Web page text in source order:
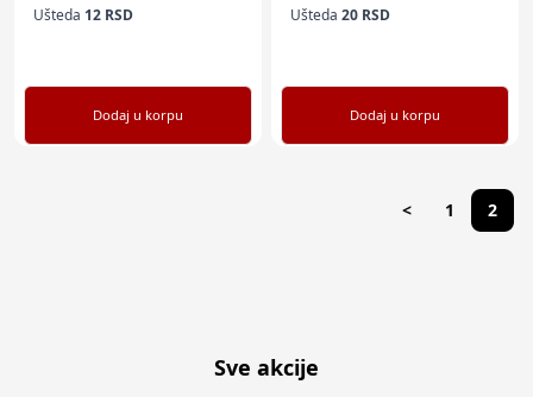
Ušteda 12 RSD
Dodaj u korpu
Ušteda 20 RSD
Dodaj u korpu
< 1 2
Sve akcije